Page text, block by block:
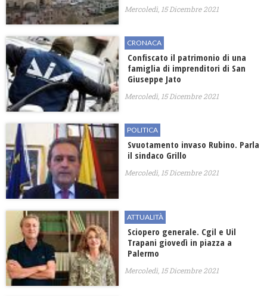
Mercoledì, 15 Dicembre 2021
CRONACA
Confiscato il patrimonio di una
famiglia di imprenditori di San
Giuseppe Jato
Mercoledì, 15 Dicembre 2021
POLITICA
Svuotamento invaso Rubino. Parla
il sindaco Grillo
Mercoledì, 15 Dicembre 2021
ATTUALITÀ
Sciopero generale. Cgil e Uil
Trapani giovedì in piazza a
Palermo
Mercoledì, 15 Dicembre 2021